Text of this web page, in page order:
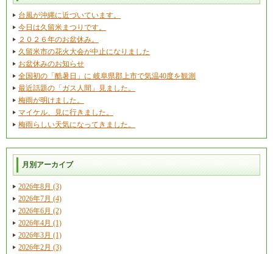
台風が沖縄に近づいています。
今日は久留米まつりです。
２０２６年のお盆休み。
久留米市の花火大会が中止になりました
お盆休みのお知らせ
全国初の「酷暑日」に 岐阜県郡上市で気温40度を観測
最近話題の「ガス人間」見ました。
梅雨が明けました。
マイケル、見に行きました。
梅雨らしい天気になってきました。
月別アーカイブ
2026年8月 (3)
2026年7月 (4)
2026年6月 (2)
2026年4月 (1)
2026年3月 (1)
2026年2月 (3)